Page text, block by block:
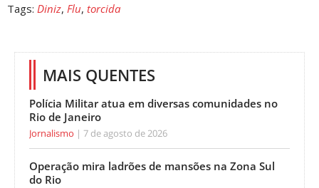
Tags: Diniz, Flu, torcida
MAIS QUENTES
Polícia Militar atua em diversas comunidades no
Rio de Janeiro
Jornalismo 7 de agosto de 2026
Operação mira ladrões de mansões na Zona Sul
do Rio